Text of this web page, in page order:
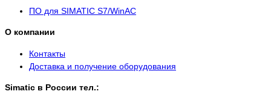
ПО для SIMATIC S7/WinAC
О компании
Контакты
Доставка и получение оборудования
Simatic в России тел.: